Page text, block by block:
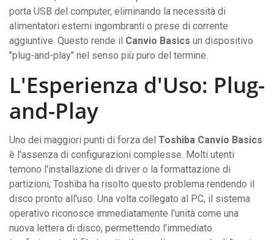
porta USB del computer, eliminando la necessità di
alimentatori esterni ingombranti o prese di corrente
aggiuntive. Questo rende il Canvio Basics un dispositivo
"plug-and-play" nel senso più puro del termine.
L'Esperienza d'Uso: Plug-
and-Play
Uno dei maggiori punti di forza del Toshiba Canvio Basics
è l'assenza di configurazioni complesse. Molti utenti
temono l'installazione di driver o la formattazione di
partizioni; Toshiba ha risolto questo problema rendendo il
disco pronto all'uso. Una volta collegato al PC, il sistema
operativo riconosce immediatamente l'unità come una
nuova lettera di disco, permettendo l'immediato